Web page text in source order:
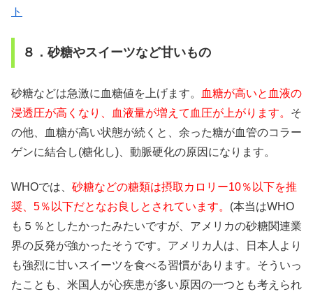
ト
８．砂糖やスイーツなど甘いもの
砂糖などは急激に血糖値を上げます。
血糖が高いと血液の
浸透圧が高くなり、血液量が増えて血圧が上がります。 そ
の他、血糖が高い状態が続くと、余った糖が血管のコラー
ゲンに結合し(糖化し)、動脈硬化の原因になります。
WHOでは、 砂糖などの糖類は摂取カロリー10％以下を推
奨、5％以下だとなお良しとされています。 (本当はWHO
も５％としたかったみたいですが、アメリカの砂糖関連業
界の反発が強かったそうです。アメリカ人は、日本人より
も強烈に甘いスイーツを食べる習慣があります。そういっ
たことも、米国人が心疾患が多い原因の一つとも考えられ